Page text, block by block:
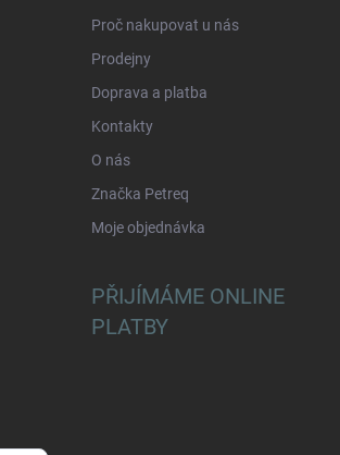
Proč nakupovat u nás
Prodejny
Doprava a platba
Kontakty
O nás
Značka Petreq
Moje objednávka
PŘIJÍMÁME ONLINE
PLATBY